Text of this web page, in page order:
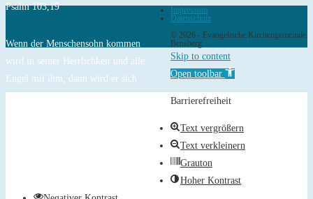
Psalm 103,19
Wenn der Menschensohn kommen
wird in seiner Herrlichkeit und alle
Engel mit ihm, dann wird er sich
Impressum
Datenschutz
© 2026 - Evangelische Kirchengemeinde
Bensberg
Skip to content
Open toolbar
Barrierefreiheit
Text vergrößern
Text verkleinern
Grauton
Hoher Kontrast